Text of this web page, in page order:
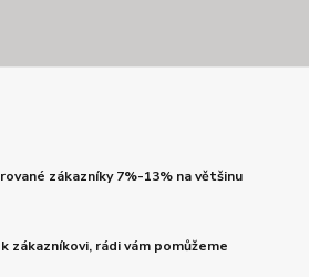
zákazníky 7%-13% na většinu
zákazníkovi, rádi vám pomůžeme